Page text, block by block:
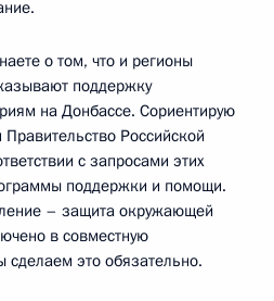
о том, что и регионы
поддержку
на Донбассе. Сориентирую
Российской
с запросами этих
поддержки и помощи.
– защита окружающей
в совместную
сделаем это обязательно.